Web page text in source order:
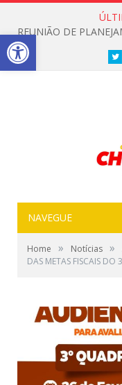
NAVEGUE
Home » Notícias »
DAS METAS FISCAIS DO
Open toolbar